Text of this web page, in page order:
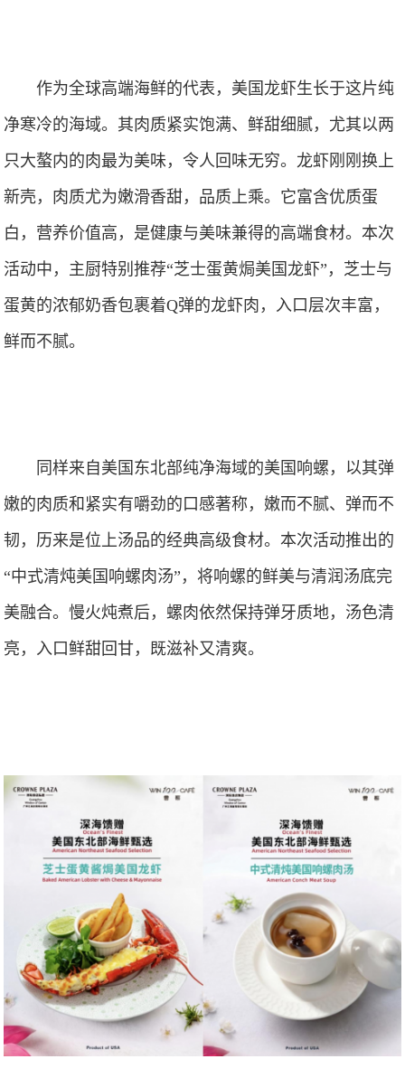
作为全球高端海鲜的代表，美国龙虾生长于这片纯
净寒冷的海域。其肉质紧实饱满、鲜甜细腻，尤其以两
只大螯内的肉最为美味，令人回味无穷。龙虾刚刚换上
新壳，肉质尤为嫩滑香甜，品质上乘。它富含优质蛋
白，营养价值高，是健康与美味兼得的高端食材。本次
活动中，主厨特别推荐“芝士蛋黄焗美国龙虾”，芝士与
蛋黄的浓郁奶香包裹着Q弹的龙虾肉，入口层次丰富，
鲜而不腻。
同样来自美国东北部纯净海域的美国响螺，以其弹
嫩的肉质和紧实有嚼劲的口感著称，嫩而不腻、弹而不
韧，历来是位上汤品的经典高级食材。本次活动推出的
“中式清炖美国响螺肉汤”，将响螺的鲜美与清润汤底完
美融合。慢火炖煮后，螺肉依然保持弹牙质地，汤色清
亮，入口鲜甜回甘，既滋补又清爽。